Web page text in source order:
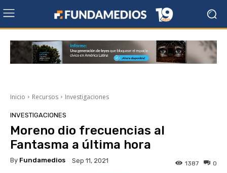
Inicio Recursos Investigaciones
INVESTIGACIONES
Moreno dio frecuencias al
Fantasma a última hora
By Fundamedios Sep 11, 2021 0
1387